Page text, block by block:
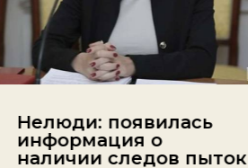
Нелюди: появилась
информация о
наличии следов пыток